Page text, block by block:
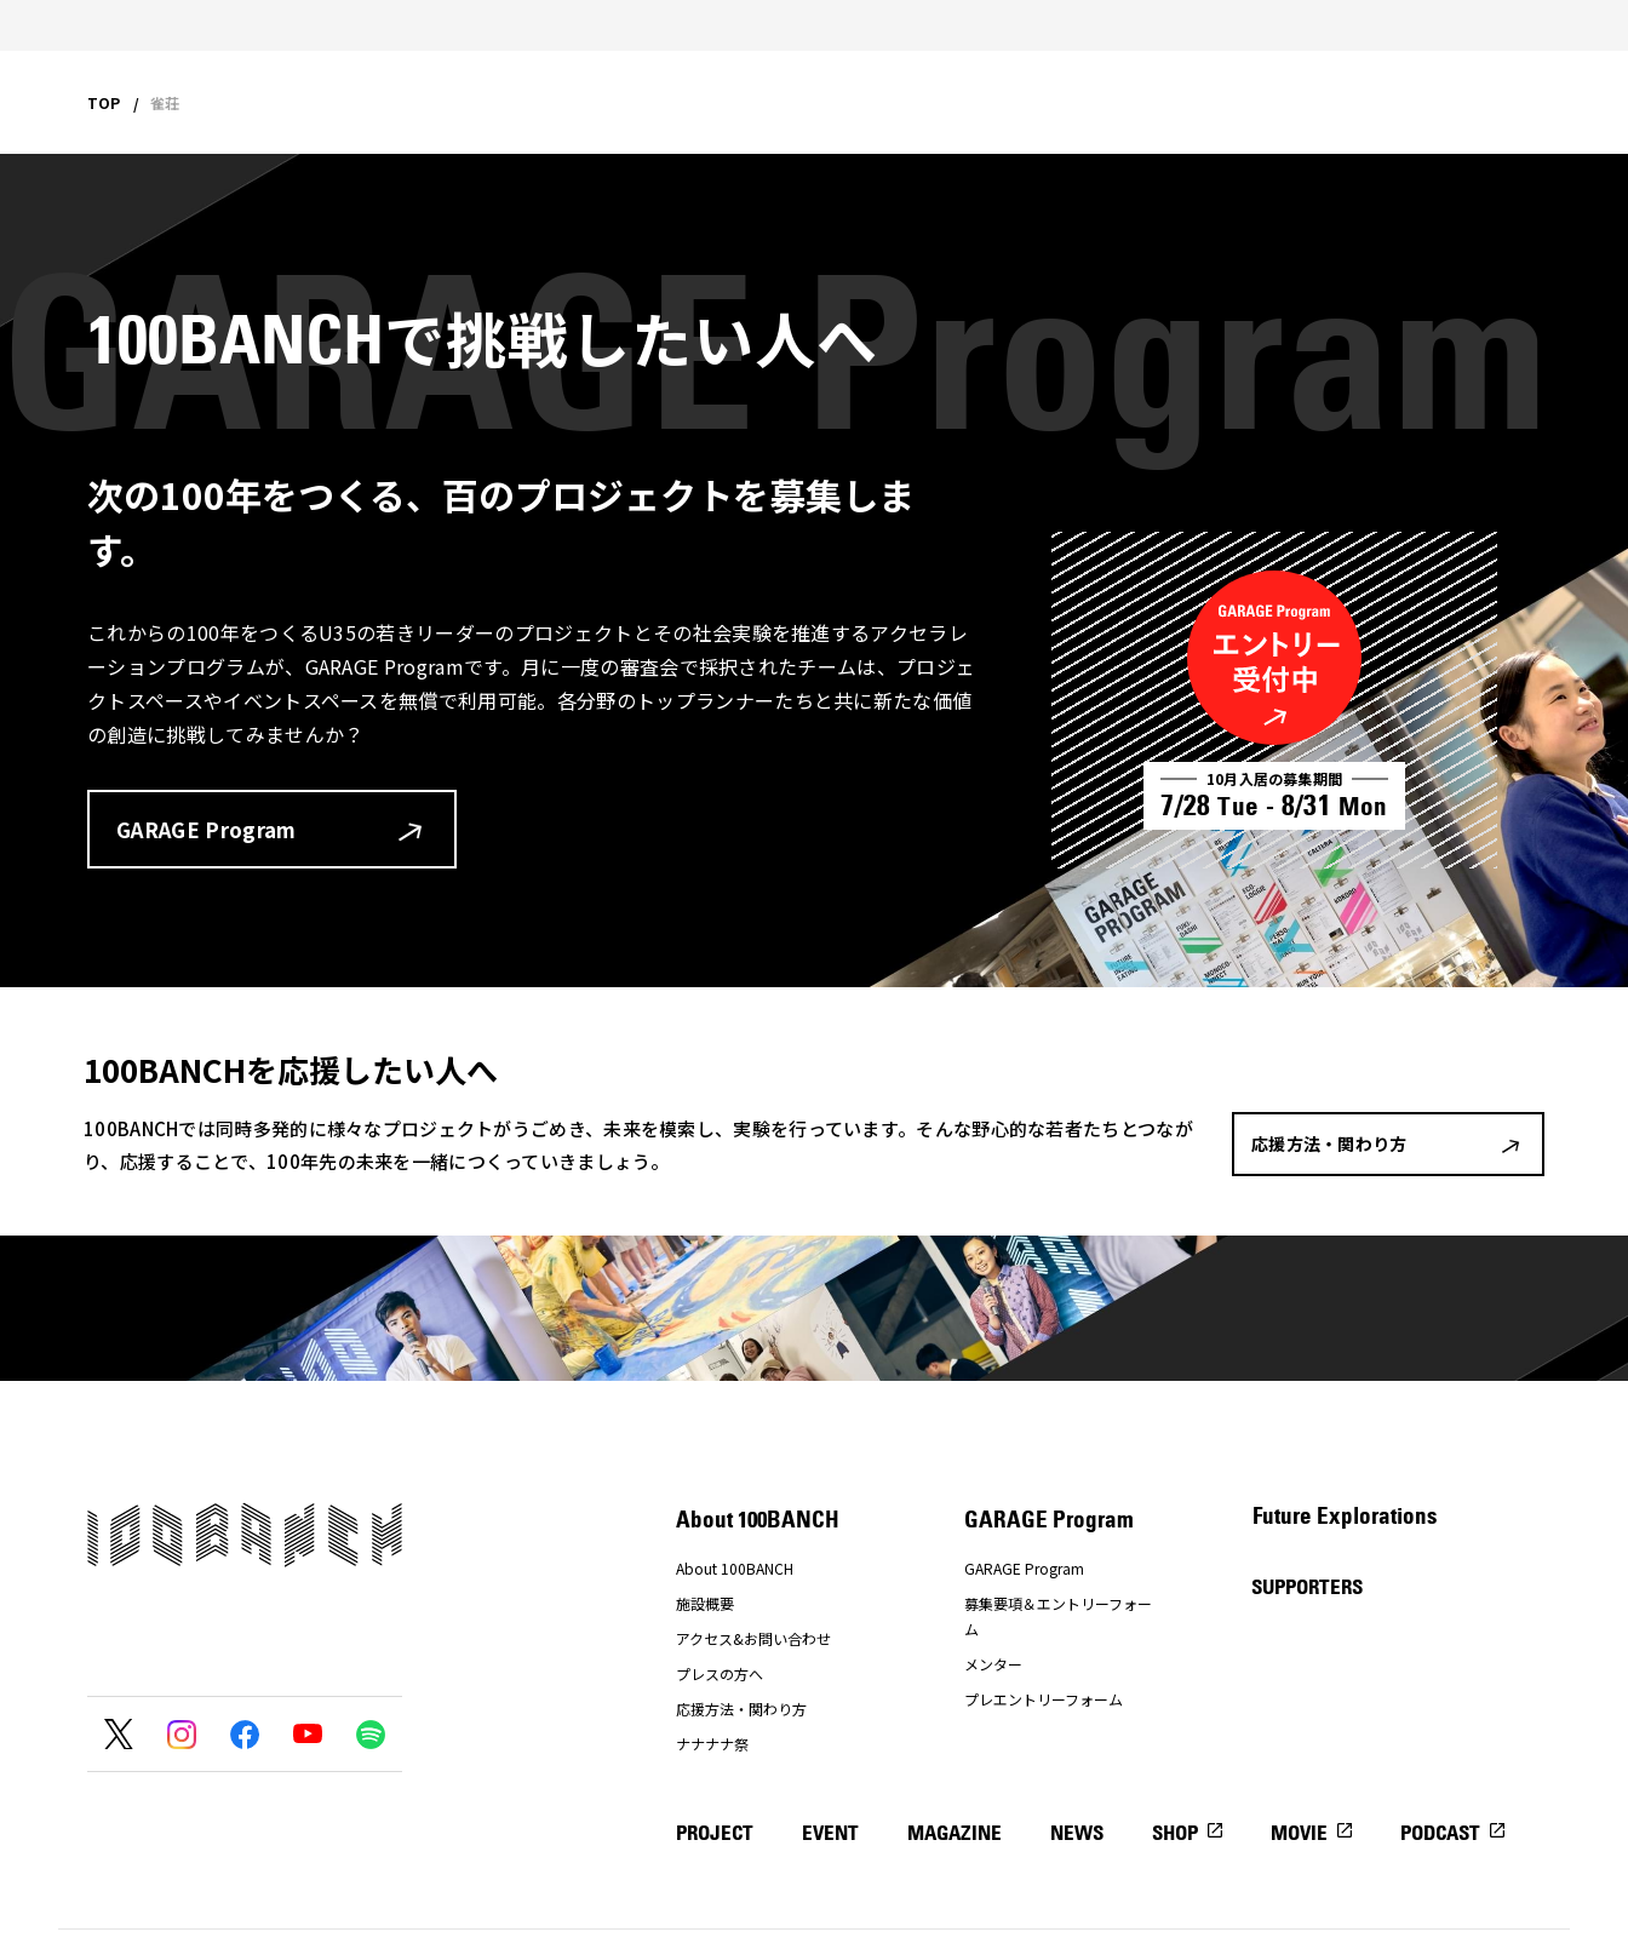
TOP 雀荘
100BANCHで挑戦したい人へ
次の100年をつくる、百のプロジェクトを募集しま
す。
これからの100年をつくるU35の若きリーダーのプロジェクトとその社会実験を推進するアクセラレ
ーションプログラムが、GARAGE Programです。月に一度の審査会で採択されたチームは、プロジェ
クトスペースやイベントスペースを無償で利用可能。各分野のトップランナーたちと共に新たな価値
の創造に挑戦してみませんか？
GARAGE Program
10月入居の募集期間
7/28 Tue - 8/31 Mon
100BANCHを応援したい人へ
100BANCHでは同時多発的に様々なプロジェクトがうごめき、未来を模索し、実験を行っています。そんな野心的な若者たちとつなが
り、応援することで、100年先の未来を一緒につくっていきましょう。
応援方法・関わり方
About 100BANCH
About 100BANCH
施設概要
アクセス&お問い合わせ
プレスの方へ
応援方法・関わり方
ナナナナ祭
GARAGE Program
GARAGE Program
募集要項＆エントリーフォー
ム
メンター
プレエントリーフォーム
Future Explorations
SUPPORTERS
PROJECT EVENT MAGAZINE NEWS SHOP MOVIE PODCAST